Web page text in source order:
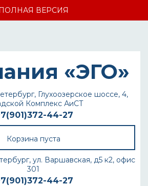
ВЕРСИЯ
Глухоозерское шоссе, 4,
Комплекс АиСТ
44-27
Корзина пуста
ул. Варшавская, д5 к2, офис
301
44-27